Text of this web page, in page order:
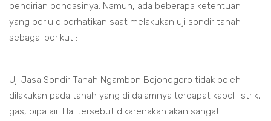
pendirian pondasinya. Namun, ada beberapa ketentuan
yang perlu diperhatikan saat melakukan uji sondir tanah
sebagai berikut :
Uji Jasa Sondir Tanah Ngambon Bojonegoro tidak boleh
dilakukan pada tanah yang di dalamnya terdapat kabel listrik,
gas, pipa air. Hal tersebut dikarenakan akan sangat